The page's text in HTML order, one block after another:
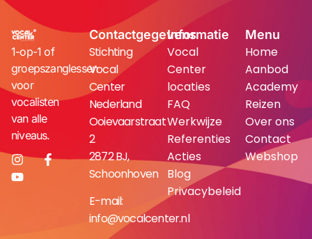
1-op-1 of
groepszanglessen
voor
vocalisten
van alle
niveaus.
Contactgegevens
Stichting
Vocal
Center
Nederland
Ooievaarstraat
2
2872 BJ,
Schoonhoven
E-mail:
info@vocalcenter.nl
Informatie
Vocal
Center
locaties
FAQ
Werkwijze
Referenties
Acties
Blog
Privacybeleid
Menu
Home
Aanbod
Academy
Reizen
Over ons
Contact
Webshop